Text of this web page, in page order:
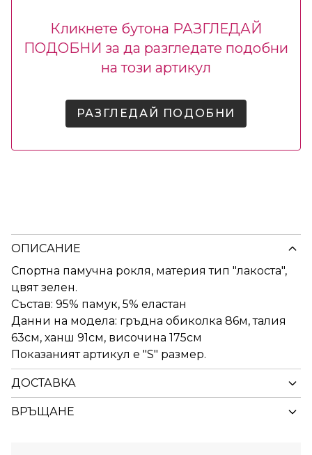
Кликнете бутона РАЗГЛЕДАЙ
ПОДОБНИ за да разгледате подобни
на този артикул
РАЗГЛЕДАЙ ПОДОБНИ
ОПИСАНИЕ
Спортна памучна рокля, материя тип "лакоста",
цвят зелен.
Състав: 95% памук, 5% еластан
Данни на модела: гръдна обиколка 86м, талия
63см, ханш 91см, височина 175см
Показаният артикул е "S" размер.
ДОСТАВКА
ВРЪЩАНЕ